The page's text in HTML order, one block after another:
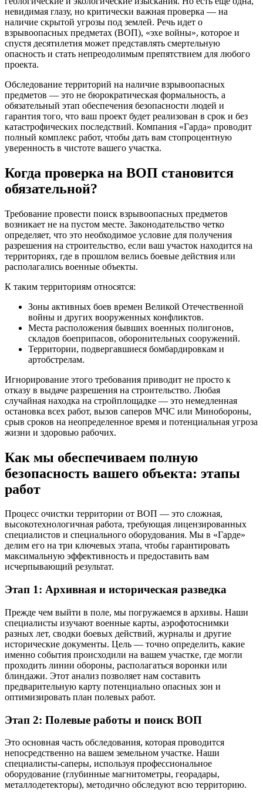
невидимая глазу, но критически важная проверка — на
наличие скрытой угрозы под землей. Речь идет о
взрывоопасных предметах (ВОП), «эхе войны», которое и
спустя десятилетия может представлять смертельную
опасность и стать непреодолимым препятствием для любого
проекта.
Обследование территорий на наличие взрывоопасных
предметов — это не бюрократическая формальность, а
обязательный этап обеспечения безопасности людей и
гарантия того, что ваш проект будет реализован в срок и без
катастрофических последствий. Компания «Гарда» проводит
полный комплекс работ, чтобы дать вам стопроцентную
уверенность в чистоте вашего участка.
Когда проверка на ВОП становится
обязательной?
Требование провести поиск взрывоопасных предметов
возникает не на пустом месте. Законодательство четко
определяет, что это необходимое условие для получения
разрешения на строительство, если ваш участок находится на
территориях, где в прошлом велись боевые действия или
располагались военные объекты.
К таким территориям относятся:
Зоны активных боев времен Великой Отечественной
войны и других вооруженных конфликтов.
Места расположения бывших военных полигонов,
складов боеприпасов, оборонительных сооружений.
Территории, подвергавшиеся бомбардировкам и
артобстрелам.
Игнорирование этого требования приводит не просто к
отказу в выдаче разрешения на строительство. Любая
случайная находка на стройплощадке — это немедленная
остановка всех работ, вызов саперов МЧС или Минобороны,
срыв сроков на неопределенное время и потенциальная угроза
жизни и здоровью рабочих.
Как мы обеспечиваем полную
безопасность вашего объекта: этапы
работ
Процесс очистки территории от ВОП — это сложная,
высокотехнологичная работа, требующая лицензированных
специалистов и специального оборудования. Мы в «Гарде»
делим его на три ключевых этапа, чтобы гарантировать
максимальную эффективность и предоставить вам
исчерпывающий результат.
Этап 1: Архивная и историческая разведка
Прежде чем выйти в поле, мы погружаемся в архивы. Наши
специалисты изучают военные карты, аэрофотоснимки
разных лет, сводки боевых действий, журналы и другие
исторические документы. Цель — точно определить, какие
именно события происходили на вашем участке, где могли
проходить линии обороны, располагаться воронки или
блиндажи. Этот анализ позволяет нам составить
предварительную карту потенциально опасных зон и
оптимизировать план полевых работ.
Этап 2: Полевые работы и поиск ВОП
Это основная часть обследования, которая проводится
непосредственно на вашем земельном участке. Наши
специалисты-саперы, используя профессиональное
оборудование (глубинные магнитометры, георадары,
металлодетекторы), методично обследуют всю территорию.